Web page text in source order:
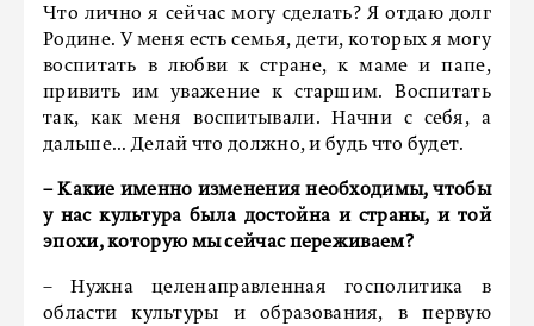
Что лично я сейчас могу сделать? Я отдаю долг
Родине. У меня есть семья, дети, которых я могу
воспитать в любви к стране, к маме и папе,
привить им уважение к старшим. Воспитать
так, как меня воспитывали. Начни с себя, а
дальше... Делай что должно, и будь что будет.
– Какие именно изменения необходимы, чтобы
у нас культура была достойна и страны, и той
эпохи, которую мы сейчас переживаем?
– Нужна целенаправленная госполитика в
области культуры и образования, в первую